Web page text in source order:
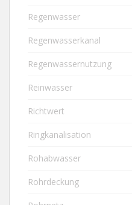
Regenwasser
Regenwasserkanal
Regenwassernutzung
Reinwasser
Richtwert
Ringkanalisation
Rohabwasser
Rohrdeckung